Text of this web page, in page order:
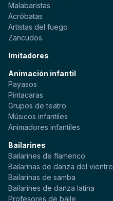
Malabaristas
Acróbatas
Artistas del fuego
Zancudos
Imitadores
Animación infantil
Payasos
Pintacaras
Grupos de teatro
Músicos infantiles
Animadores infantiles
Bailarines
Bailarines de flamenco
Bailarinas de danza del vientre
Bailarinas de samba
Bailarines de danza latina
Profesores de baile